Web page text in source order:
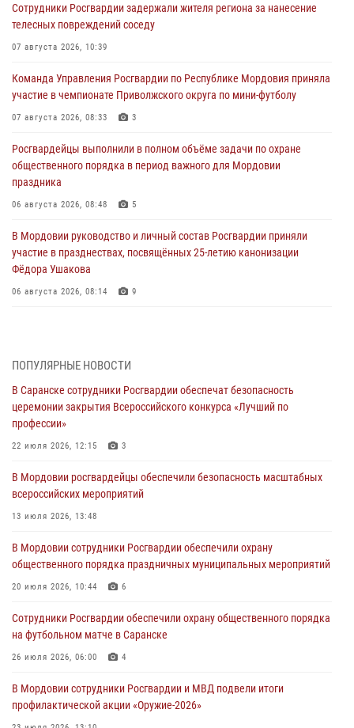
Сотрудники Росгвардии задержали жителя региона за нанесение
телесных повреждений соседу
07 августа 2026, 10:39
Команда Управления Росгвардии по Республике Мордовия приняла
участие в чемпионате Приволжского округа по мини-футболу
07 августа 2026, 08:33 3
Росгвардейцы выполнили в полном объёме задачи по охране
общественного порядка в период важного для Мордовии
праздника
06 августа 2026, 08:48 5
В Мордовии руководство и личный состав Росгвардии приняли
участие в празднествах, посвящённых 25-летию канонизации
Фёдора Ушакова
06 августа 2026, 08:14 9
06 августа 2026, 07:03
В Саранске по обращению жителей правоохранители отреагировали
незамедлительно
05 августа 2026, 15:04
подозреваемого в причинении телесных повреждений супруге
05 августа 2026, 12:34
проведения масштабного праздника в Темникове
05 августа 2026, 09:04 4
разрешительной работы передал очередную партию вооружения в
зону СВО
04 августа 2026, 11:13
ПОПУЛЯРНЫЕ НОВОСТИ
В Саранске сотрудники Росгвардии обеспечат безопасность
церемонии закрытия Всероссийского конкурса «Лучший по
профессии»
22 июля 2026, 12:15 3
В Мордовии росгвардейцы обеспечили безопасность масштабных
всероссийских мероприятий
13 июля 2026, 13:48
В Мордовии сотрудники Росгвардии обеспечили охрану
общественного порядка праздничных муниципальных мероприятий
20 июля 2026, 10:44 6
Сотрудники Росгвардии обеспечили охрану общественного порядка
на футбольном матче в Саранске
26 июля 2026, 06:00 4
В Мордовии сотрудники Росгвардии и МВД подвели итоги
профилактической акции «Оружие‑2026»